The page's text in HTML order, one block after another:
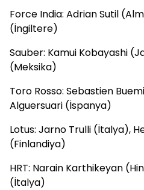
Force India: Adrian Sutil
(İngiltere)
Sauber: Kamui Kobayashi
(Meksika)
Toro Rosso: Sebastien
Alguersuari (İspanya)
Lotus: Jarno Trulli (İtalya),
(Finlandiya)
HRT: Narain Karthikeyan
(İtalya)